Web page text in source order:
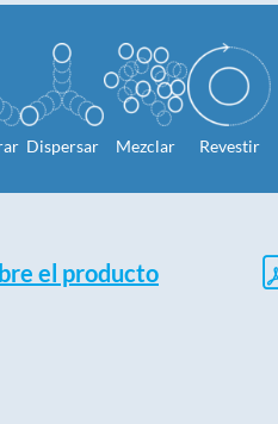
Dispersar Mezclar Revestir
el producto